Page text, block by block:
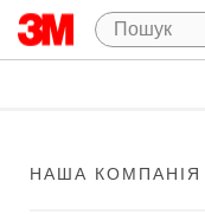
НАША КОМПАНІЯ